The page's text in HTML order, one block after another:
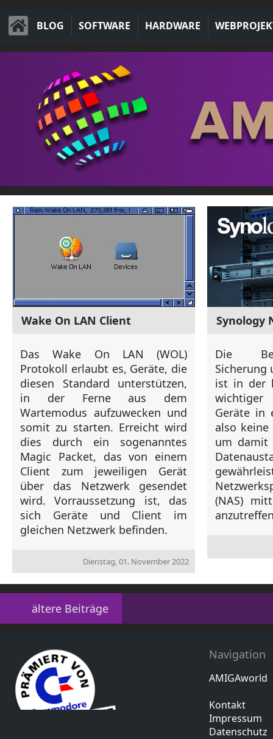
BLOG SOFTWARE HARDWARE
Wake On LAN Client
Das Wake On LAN (WOL)
Protokoll erlaubt es, Geräte, die
diesen Standard unterstützen,
in der Ferne aus dem
Wartemodus aufzuwecken und
somit zu starten. Erreicht wird
dies durch ein sogenanntes
Magic Packet, das von einem
Client zum jeweiligen Gerät
über das Netzwerk gesendet
wird. Vorraussetzung ist, das
sich Geräte und Client im
gleichen Netzwerk befinden.
Dienstag, 01. November 2022
Synology
Die
Sicherung
ist in der
wichtiger
Geräte in
also
um damit
(NAS)
ältere Beiträge
Navigation
AMIGAworld
Kontakt
Impressum
Datenschutz